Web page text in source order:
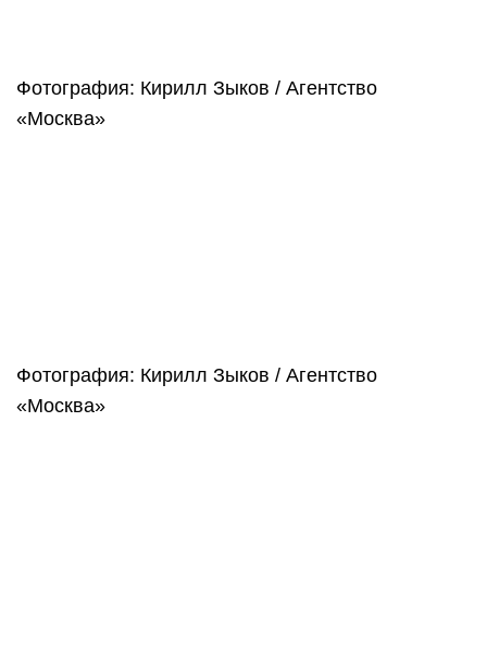
Фотография: Кирилл Зыков / Агентство
«Москва»
Фотография: Кирилл Зыков / Агентство
«Москва»